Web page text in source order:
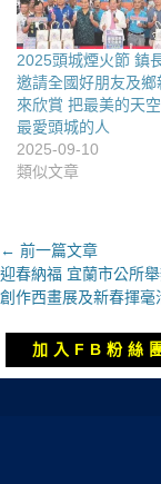
2025頭城煙火節 鎮
邀請全國好朋友及鄉
來欣賞 把最美的天
最愛頭城的人
2025-09-10
類似文章
文
章
導
覽
← 前一篇文章
上
一
章：
迎春納福 宜蘭市公所
創作西畫展及新春揮毫
加入FB粉絲